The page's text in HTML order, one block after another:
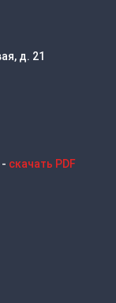
д. 21
скачать PDF